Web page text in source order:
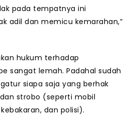
pada tempatnya ini
adil dan memicu kemarahan,”
hukum terhadap
sangat lemah. Padahal sudah
siapa saja yang berhak
strobo (seperti mobil
dan polisi).